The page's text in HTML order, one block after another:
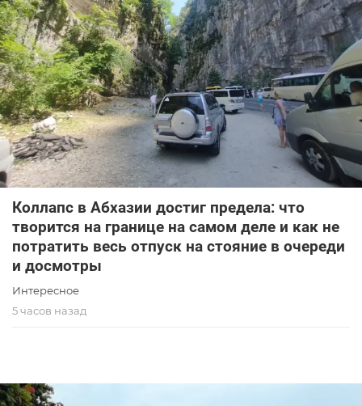
Коллапс в Абхазии достиг предела: что
творится на границе на самом деле и как не
потратить весь отпуск на стояние в очереди
и досмотры
Интересное
5 часов назад